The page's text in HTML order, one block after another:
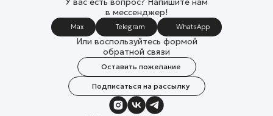
в мессенджер!
Max Telegram WhatsApp
Или воспользуйтесь формой
обратной связи
Оставить пожелание
Подписаться на рассылку